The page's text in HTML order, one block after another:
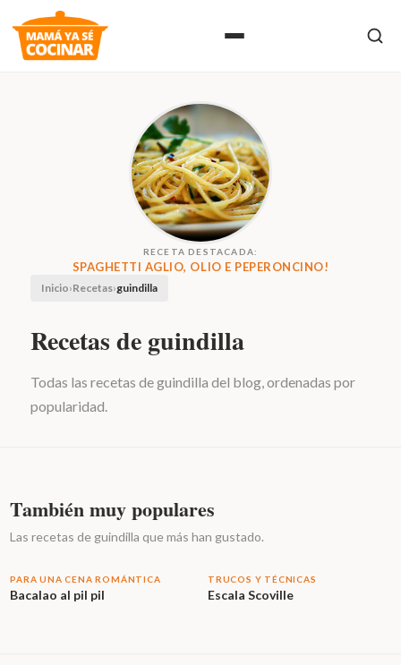
RECETA DESTACADA:
SPAGHETTI AGLIO, OLIO E PEPERONCINO!
Inicio›Recetas›guindilla
Recetas de guindilla
Todas las recetas de guindilla del blog, ordenadas por
popularidad.
También muy populares
Las recetas de guindilla que más han gustado.
PARA UNA CENA ROMÁNTICA
Bacalao al pil pil
TRUCOS Y TÉCNICAS
Escala Scoville